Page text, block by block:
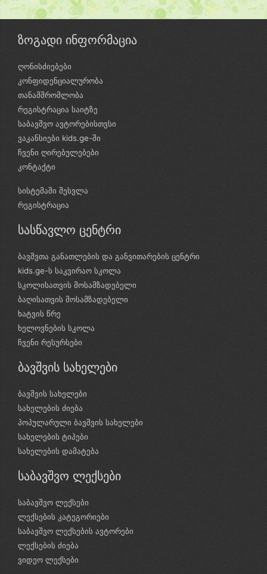
ზოგადი ინფორმაცია
ღონისძიებები
კონფიდენციალურობა
თანამშრომლობა
რეგისტრაცია საიტზე
საბავშვო ავტორებისთვსი
ვაკანსიები kids.ge-ში
ჩვენი ღირებულებები
კონტაქტი
სისტემაში შესვლა
რეგისტრაცია
სასწავლო ცენტრი
ბავშვთა განათლების და განვითარების ცენტრი
kids.ge-ს საკვირაო სკოლა
სკოლისათვის მოსამზადებელი
ბაღისათვის მოსამზადებელი
ხატვის წრე
ხელოვნების სკოლა
ჩვენი რესურსები
ბავშვის სახელები
ბავშვის სახელები
სახელების ძიება
პოპულარული ბავშვის სახელები
სახელების ტიპები
სახელების დამატება
საბავშვო ლექსები
საბავშვო ლექსები
ლექსების კატეგორიები
საბავშვო ლექსების ავტორები
ლექსების ძიება
ვიდეო ლექსები